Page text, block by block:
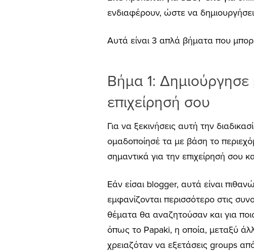
ενδιαφέρουν, ώστε να
Αυτά είναι 3 απλά βήματα που
Βήμα 1: Δημιούργησε
επιχείρησή σου
Για να ξεκινήσεις αυτή την
ομαδοποίησέ τα με βάση το
σημαντικά για την επιχείρησή σου
Εάν είσαι blogger, αυτά είναι
εμφανίζονται περισσότερο στις
θέματα θα αναζητούσαν και για
όπως το Papaki, η οποία, μεταξύ
χρειαζόταν να εξετάσεις groups